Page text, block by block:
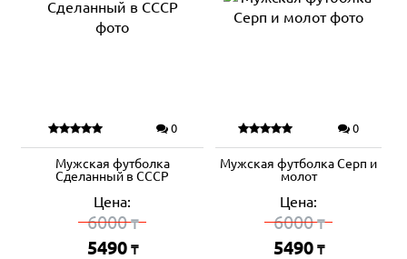
0
Мужская футболка
Сделанный в СССР
Цена:
6000₸
5490 ₸
0
Мужская футболка Серп и
молот
Цена:
6000₸
5490 ₸